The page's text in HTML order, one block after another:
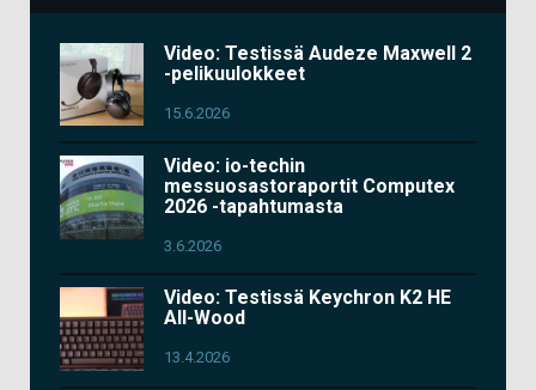
Video: Testissä Audeze Maxwell 2
-pelikuulokkeet
15.6.2026
Video: io-techin
messuosastoraportit Computex
2026 -tapahtumasta
3.6.2026
Video: Testissä Keychron K2 HE
All-Wood
13.4.2026